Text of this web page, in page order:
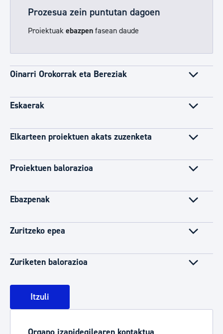
Prozesua zein puntutan dagoen
Proiektuak ebazpen fasean daude
Oinarri Orokorrak eta Bereziak
Eskaerak
Elkarteen proiektuen akats zuzenketa
Proiektuen balorazioa
Ebazpenak
Zuritzeko epea
Zuriketen balorazioa
Itzuli